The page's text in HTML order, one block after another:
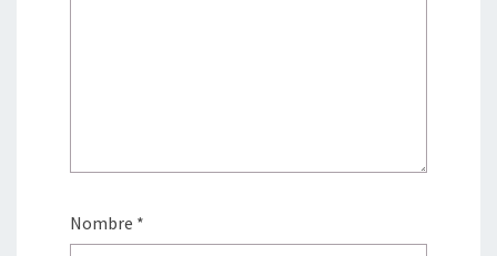
Nombre *